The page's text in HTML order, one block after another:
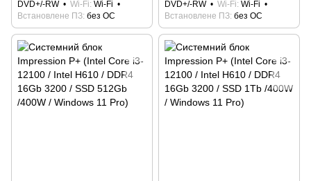
DVD+/-RW
Wi-Fi Wi-Fi
Встановлене ПЗ без ОС
DVD+/-RW
Wi-Fi Wi-Fi
Встановлене ПЗ без ОС